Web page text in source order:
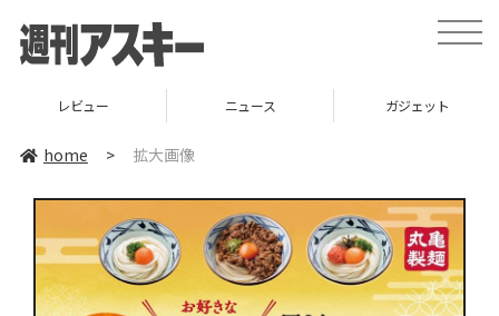
toggle
レビュー ニュース ガジェット
home > 拡大画像